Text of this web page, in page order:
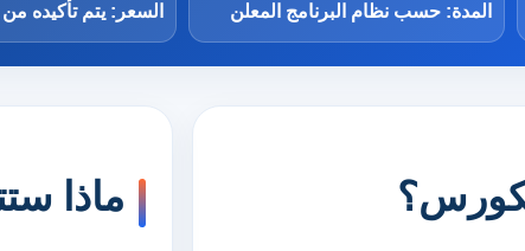
المدة: حسب نظام البرنامج المعلن السعر: يتم تأكيده
ماذا